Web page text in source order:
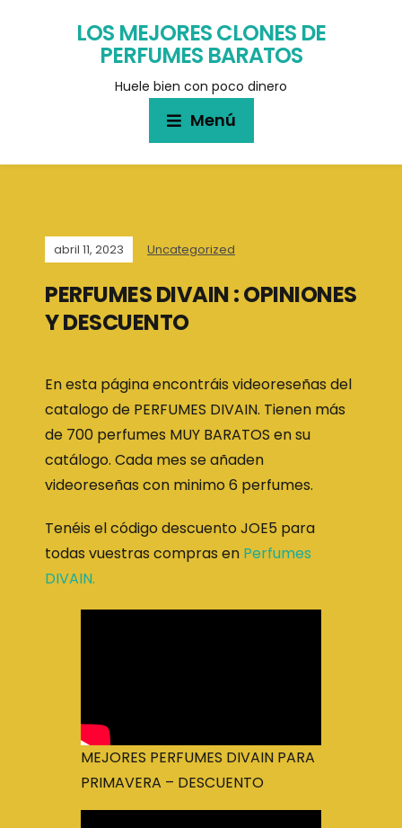
LOS MEJORES CLONES DE
PERFUMES BARATOS
Huele bien con poco dinero
Menú
abril 11, 2023 Uncategorized
PERFUMES DIVAIN : OPINIONES
Y DESCUENTO
En esta página encontráis videoreseñas del
catalogo de PERFUMES DIVAIN. Tienen más
de 700 perfumes MUY BARATOS en su
catálogo. Cada mes se añaden
videoreseñas con minimo 6 perfumes.
Tenéis el código descuento JOE5 para
todas vuestras compras en Perfumes
DIVAIN.
MEJORES PERFUMES DIVAIN PARA
PRIMAVERA – DESCUENTO